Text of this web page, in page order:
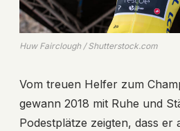
Huw Fairclough / Shutterstock.com
Vom treuen Helfer zum
gewann 2018 mit Ruhe und
Podestplätze zeigten, dass er